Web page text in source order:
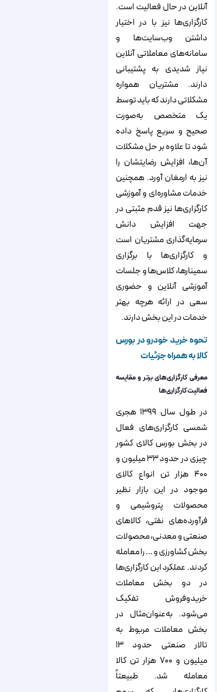
آنلاین در حال فعالیت است.
کارگزاری‌‌‌‌‌‌‌ها نیز با در اختیار
داشتن وب‌سایت‌ها و
سامانه‌های معاملاتی آنلاین
نیاز شدیدی به پشتیبانی
دارند. مشتریان همواره
مشکلاتی دارند که باید توسط
یک متخصص به‌صورت
صحیح و سریع پاسخ داده
شود تا علاوه بر حل مشکلات
آن‌‌‌‌‌‌‌ها، افزایش رضایتشان را
نیز به ارمغان آورد. همچنین
خدمات مشاوره‌ای و آموزشی
کارگزاری‌‌‌‌‌‌‌ها نیز قدم مثبتی در
جهت افزایش دانش
سرمایه‌‌‌‌‌‌‌گذاری مشتریان است
و کارگزاری‌‌‌‌‌‌‌ها با برگزاری
سمینارها، کلاس‌ها و جلسات
آموزشی آنلاین و حضوری
سعی در ارائه هرچه بهتر
خدمات در این بخش دارند.
تحوه خرید خودرو در بورس
کالا به همراه جزئیات
معرفی کارگزاری‌های برتر و مقایسه
فعالیت کارگزاری‌ها
در طول سال ۱۳۹۹ هجری
شمسی کارگزاری‌های فعال
در بخش بورس کالای کشور
چیزی در حدود ۳۳ میلیون و
۴۰۰ هزار تن انواع کالای
موجود در این بازار نظیر
محصولات پتروشیمی و
فرآورده‌های نفتی، کالاهای
صنعتی و معدنی، محصولات
بخش کشاورزی و … را معامله
کردند. عملکرد این کارگزاری‌ها
در دو بخش معاملات
خریدوفروش تفکیک
می‌شود. به‌عنوان‌مثال در
بخش معاملات مربوط به
تالار صنعتی حدود ۱۳
میلیون و ۷۰۰ هزار تن کالا
معامله شد. طبیعتاً